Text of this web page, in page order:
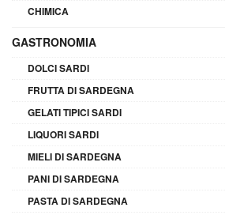
CHIMICA
GASTRONOMIA
DOLCI SARDI
FRUTTA DI SARDEGNA
GELATI TIPICI SARDI
LIQUORI SARDI
MIELI DI SARDEGNA
PANI DI SARDEGNA
PASTA DI SARDEGNA